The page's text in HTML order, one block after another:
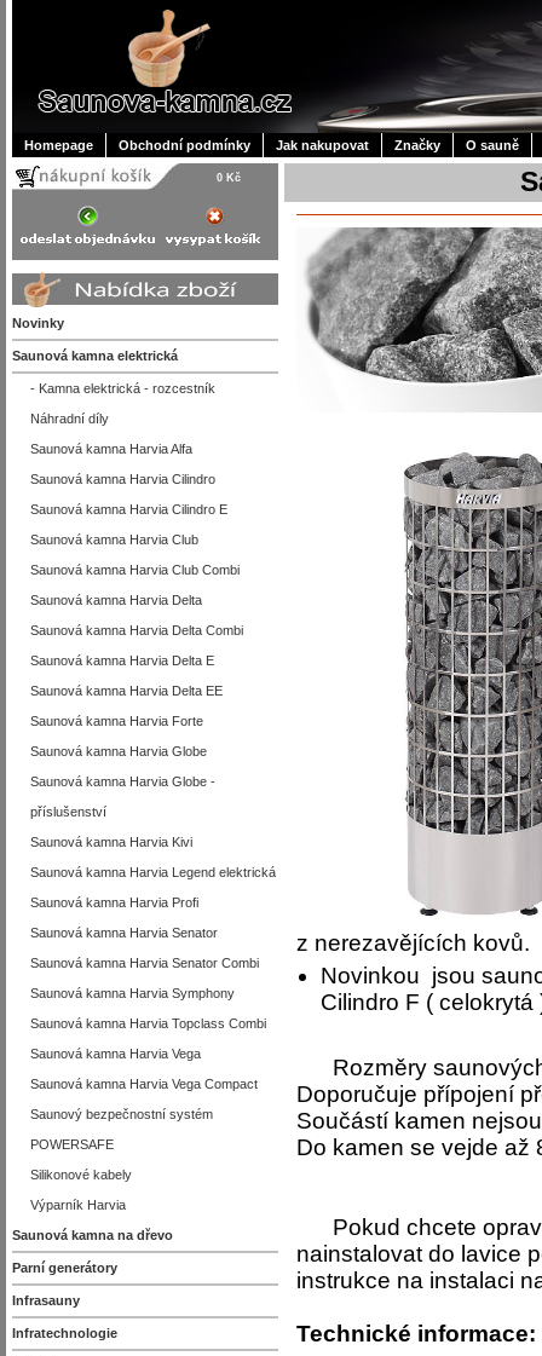
Homepage Obchodní podmínky Jak nakupovat Značky O sauně
0 Kč
Novinky
Saunová kamna elektrická
- Kamna elektrická - rozcestník
Náhradní díly
Saunová kamna Harvia Alfa
Saunová kamna Harvia Cilindro
Saunová kamna Harvia Cilindro E
Saunová kamna Harvia Club
Saunová kamna Harvia Club Combi
Saunová kamna Harvia Delta
Saunová kamna Harvia Delta Combi
Saunová kamna Harvia Delta E
Saunová kamna Harvia Delta EE
Saunová kamna Harvia Forte
Saunová kamna Harvia Globe
Saunová kamna Harvia Globe -
příslušenství
Saunová kamna Harvia Kivi
Saunová kamna Harvia Legend elektrická
Saunová kamna Harvia Profi
Saunová kamna Harvia Senator
Saunová kamna Harvia Senator Combi
Saunová kamna Harvia Symphony
Saunová kamna Harvia Topclass Combi
Saunová kamna Harvia Vega
Saunová kamna Harvia Vega Compact
Saunový bezpečnostní systém
POWERSAFE
Silikonové kabely
Výparník Harvia
Saunová kamna na dřevo
Parní generátory
Infrasauny
Infratechnologie
z nerezavějících kovů.
Novinkou jsou
Cilindro F ( celokrytá
Rozměry
Doporučuje přípojení
Součástí kamen
Do kamen se vejde až
Pokud chcete
nainstalovat do lavice
instrukce na instalaci
Technické informace: